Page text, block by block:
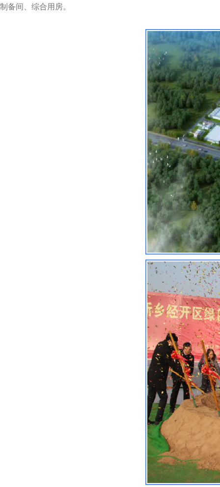
制备间、综合用房。